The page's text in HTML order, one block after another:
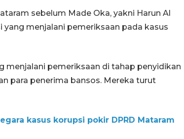
sebelum Made Oka, yakni Harun Al
yang menjalani pemeriksaan pada kasus
menjalani pemeriksaan di tahap penyidikan
para penerima bansos. Mereka turut
kasus korupsi pokir DPRD Mataram